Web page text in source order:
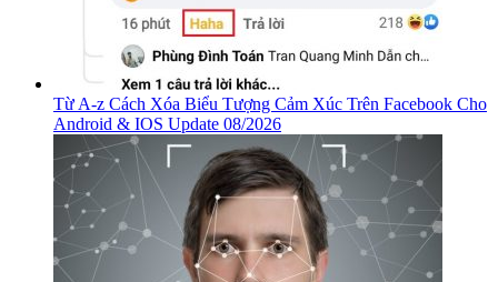
Từ A-z Cách Xóa Biểu Tượng Cảm Xúc Trên Facebook Cho
Android & IOS Update 08/2026